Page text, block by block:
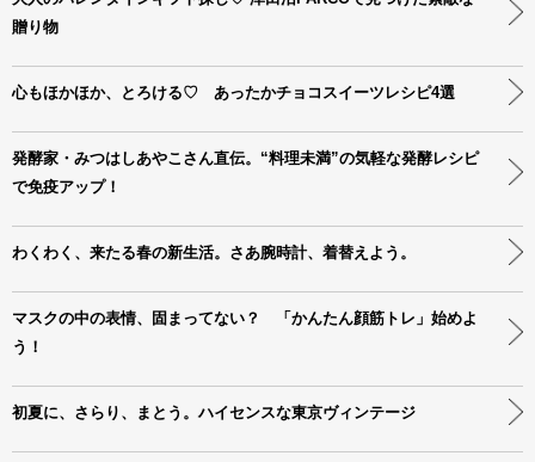
贈り物
心もほかほか、とろける♡ あったかチョコスイーツレシピ4選
発酵家・みつはしあやこさん直伝。“料理未満”の気軽な発酵レシピ
で免疫アップ！
わくわく、来たる春の新生活。さあ腕時計、着替えよう。
マスクの中の表情、固まってない？ 「かんたん顔筋トレ」始めよ
う！
初夏に、さらり、まとう。ハイセンスな東京ヴィンテージ